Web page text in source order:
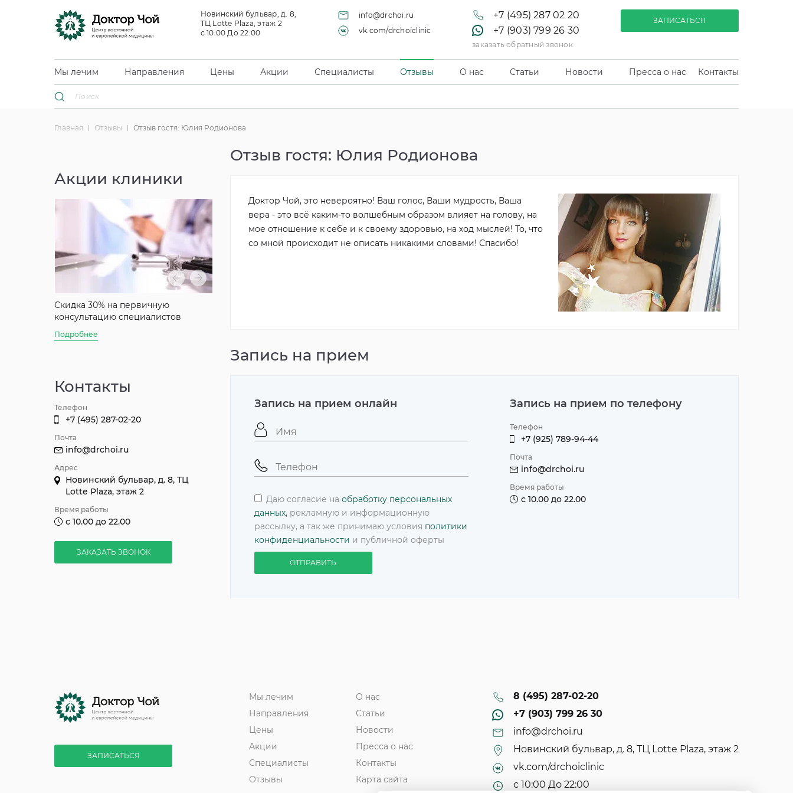
Новинский бульвар, д. 8,
ТЦ Lotte Plaza, этаж 2
с 10:00 До 22:00
info@drchoi.ru
vk.com/drchoiclinic
+7 (495) 287 02 20
+7 (903) 799 26 30
заказать обратный звонок
ЗАПИСАТЬСЯ
Мы лечим Направления Цены Акции Специалисты Отзывы О нас Статьи Новости Пресса о нас Контакты
Главная Отзывы Отзыв гостя: Юлия Родионова
Акции клиники
Скидка 30% на первичную
консультацию специалистов
Подробнее
Скидка до 10% на курс массажа Мы принимаем
Контакты
Телефон
+7 (495) 287-02-20
Почта
info@drchoi.ru
Адрес
Новинский бульвар, д. 8, ТЦ
Lotte Plaza, этаж 2
Время работы
с 10.00 до 22.00
ЗАКАЗАТЬ ЗВОНОК
Отзыв гостя: Юлия Родионова
Доктор Чой, это невероятно! Ваш голос, Ваши мудрость, Ваша
вера - это всё каким-то волшебным образом влияет на голову, на
мое отношение к себе и к своему здоровью, на ход мыслей! То, что
со мной происходит не описать никакими словами! Спасибо!
Запись на прием
Запись на прием онлайн
Даю согласие на обработку персональных
данных,рекламную и информационную
рассылку, а так же принимаю условия политики
конфиденциальности и публичной оферты
ОТПРАВИТЬ
Запись на прием по телефону
Телефон
+7 (925) 789-94-44
Почта
info@drchoi.ru
Время работы
с 10.00 до 22.00
ЗАПИСАТЬСЯ
Мы лечим
Направления
Цены
Акции
Специалисты
Отзывы
О нас
Статьи
Новости
Пресса о нас
Контакты
Карта сайта
8 (495) 287-02-20
+7 (903) 799 26 30
info@drchoi.ru
Новинский бульвар, д. 8, ТЦ Lotte Plaza, этаж 2
vk.com/drchoiclinic
с 10:00 До 22:00